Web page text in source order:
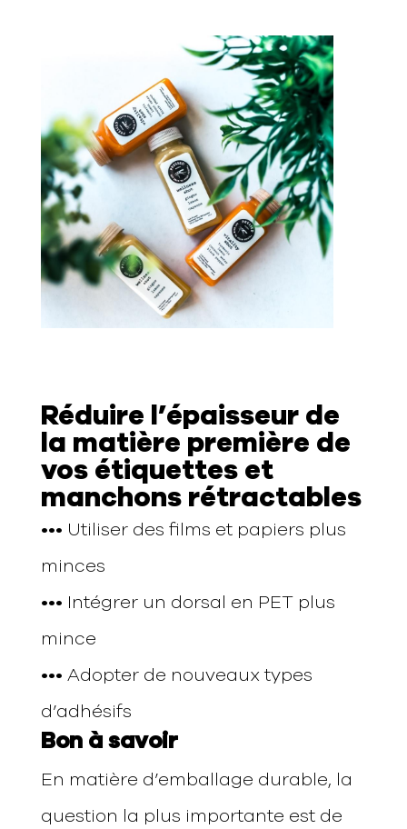
Réduire l’épaisseur de
la matière première de
vos étiquettes et
manchons rétractables
••• Utiliser des films et papiers plus
minces
••• Intégrer un dorsal en PET plus
mince
••• Adopter de nouveaux types
d’adhésifs
Bon à savoir
En matière d’emballage durable, la
question la plus importante est de